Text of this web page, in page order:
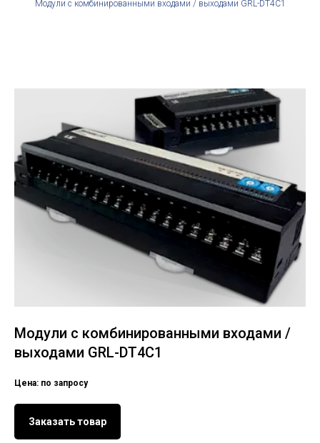
Модули с комбинированными входами / выходами GRL-DT4C1
Модули с комбинированными входами /
выходами GRL-DT4C1
Цена: по запросу
Заказать товар